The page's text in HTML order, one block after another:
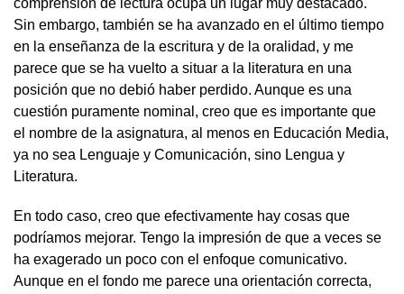
comprensión de lectura ocupa un lugar muy destacado.
Sin embargo, también se ha avanzado en el último tiempo
en la enseñanza de la escritura y de la oralidad, y me
parece que se ha vuelto a situar a la literatura en una
posición que no debió haber perdido. Aunque es una
cuestión puramente nominal, creo que es importante que
el nombre de la asignatura, al menos en Educación Media,
ya no sea Lenguaje y Comunicación, sino Lengua y
Literatura.
En todo caso, creo que efectivamente hay cosas que
podríamos mejorar. Tengo la impresión de que a veces se
ha exagerado un poco con el enfoque comunicativo.
Aunque en el fondo me parece una orientación correcta,